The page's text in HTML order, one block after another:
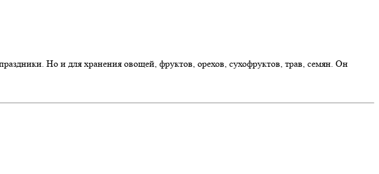
Но и для хранения овощей, фруктов, орехов, сухофруктов, трав, семян. Он